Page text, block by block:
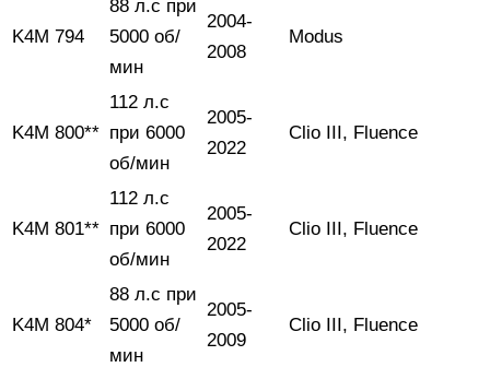
K4M 794
88 л.с при
5000 об/
мин
2004-
2008
Modus
K4M 800**
112 л.с
при 6000
об/мин
2005-
2022
Clio III, Fluence
K4M 801**
112 л.с
при 6000
об/мин
2005-
2022
Clio III, Fluence
K4M 804*
88 л.с при
5000 об/
мин
2005-
2009
Clio III, Fluence